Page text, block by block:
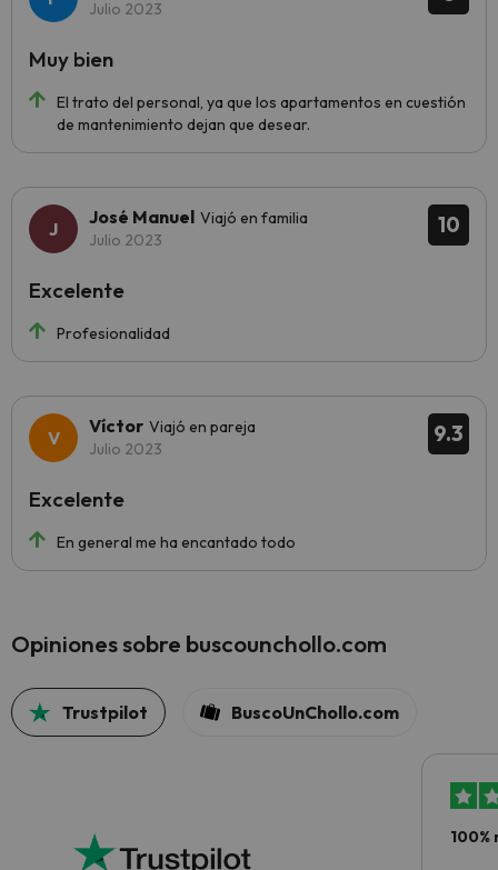
Julio 2023
El trato del personal, ya que los apartamentos en cuestión
de mantenimiento dejan que desear.
Muy bien
10
José Manuel Viajó en familia
Julio 2023
Profesionalidad
Excelente
9.3
Víctor Viajó en pareja
Julio 2023
En general me ha encantado todo
Excelente
Opiniones sobre buscounchollo.com
Trustpilot BuscoUnChollo.com